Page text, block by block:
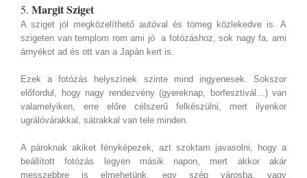
5. Margit Sziget
A sziget jól megközelíthető autóval és tömeg közlekedve is. A
szigeten van templom rom ami jó a fotózáshoz, sok nagy fa, ami
árnyékot ad és ott van a Japán kert is.
Ezek a fotózás helyszínek szinte mind ingyenesek. Sokszor
előfordul, hogy nagy rendezvény (gyereknap, borfesztivál…) van
valamelyiken, erre előre célszerű felkészülni, mert ilyenkor
ugrálóvárakkal, sátrakkal van tele minden.
A pároknak akiket fényképezek, azt szoktam javasolni, hogy a
beállított fotózás legyen másik napon, mert akkor akár
messzebbre is elmehetünk, egy szép városba, vagy